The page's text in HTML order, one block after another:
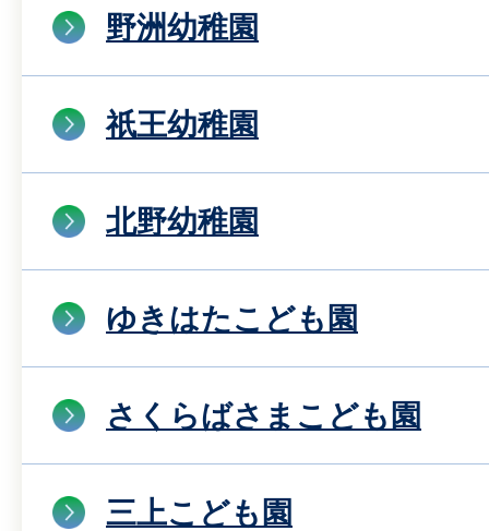
野洲幼稚園
祇王幼稚園
北野幼稚園
ゆきはたこども園
さくらばさまこども園
三上こども園